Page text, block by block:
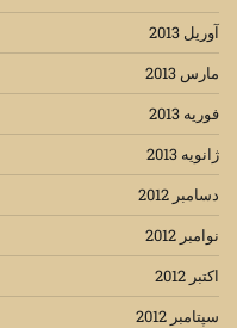
آوریل 2013
مارس 2013
فوریه 2013
ژانویه 2013
دسامبر 2012
نوامبر 2012
اکتبر 2012
سپتامبر 2012